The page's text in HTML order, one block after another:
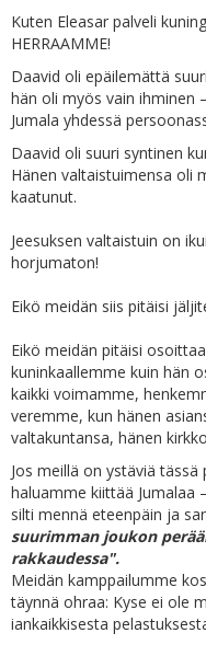
Kuten Eleasar palveli
HERRAAMME!
Daavid oli epäilemättä
hän oli myös vain ihminen
Jumala yhdessä
Daavid oli suuri syntinen
Hänen valtaistuimensa oli
kaatunut.
Jeesuksen valtaistuin on
horjumaton!
Eikö meidän siis pitäisi
Eikö meidän pitäisi
kuninkaallemme kuin hän
kaikki voimamme,
veremme, kun hänen
valtakuntansa, hänen
Jos meillä on ystäviä
haluamme kiittää Jumalaa
silti mennä eteenpäin ja
suurimman joukon
rakkaudessa".
Meidän kamppailumme
täynnä ohraa: Kyse ei ole
iankaikkisesta